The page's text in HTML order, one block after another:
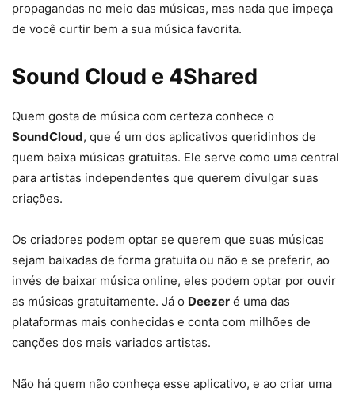
propagandas no meio das músicas, mas nada que impeça
de você curtir bem a sua música favorita.
Sound Cloud e 4Shared
Quem gosta de música com certeza conhece o
SoundCloud, que é um dos aplicativos queridinhos de
quem baixa músicas gratuitas. Ele serve como uma central
para artistas independentes que querem divulgar suas
criações.
Os criadores podem optar se querem que suas músicas
sejam baixadas de forma gratuita ou não e se preferir, ao
invés de baixar música online, eles podem optar por ouvir
as músicas gratuitamente. Já o Deezer é uma das
plataformas mais conhecidas e conta com milhões de
canções dos mais variados artistas.
Não há quem não conheça esse aplicativo, e ao criar uma